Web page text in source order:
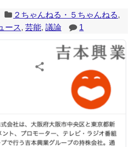
２ちゃんねる・５ちゃんねる,
ース, 芸能, 議論 1